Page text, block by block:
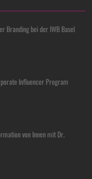
Branding bei der IWB Basel
Influencer Program
von Innen mit Dr.